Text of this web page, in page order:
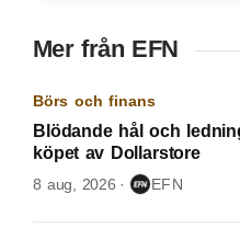
Mer från EFN
Börs och finans
Blödande hål och
köpet av Dollarstore
8 aug, 2026 EFN